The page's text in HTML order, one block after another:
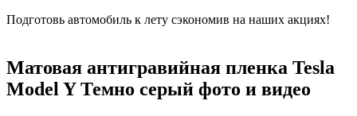
Подготовь автомобиль к лету сэкономив на наших акциях!
Матовая антигравийная пленка Tesla
Model Y Темно серый фото и видео